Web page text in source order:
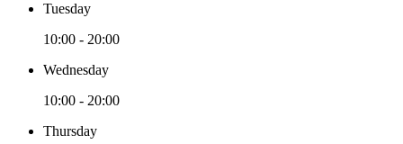
Tuesday
10:00 - 20:00
Wednesday
10:00 - 20:00
Thursday